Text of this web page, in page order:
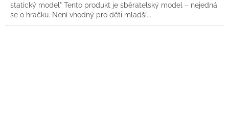
statický model" Tento produkt je sběratelský model – nejedná
se o hračku. Není vhodný pro děti mladší...